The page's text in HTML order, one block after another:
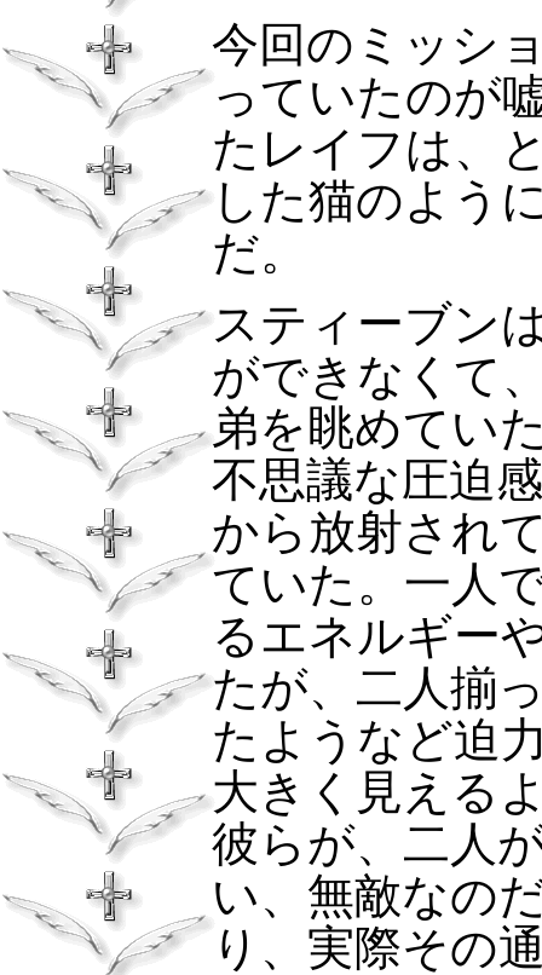
今回のミッシ
っていたのが
たレイフは、
した猫のよう
だ。
スティーブン
ができなくて
弟を眺めてい
不思議な圧迫
から放射され
ていた。一人
るエネルギー
たが、二人揃
たようなど迫
大きく見える
彼らが、二人
い、無敵なの
り、実際その